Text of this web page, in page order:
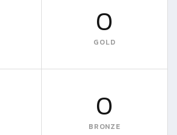
0
GOLD
0
BRONZE